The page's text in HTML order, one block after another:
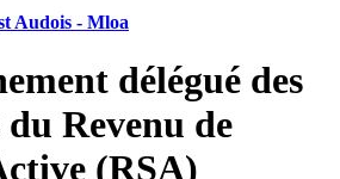
Audois - Mloa
délégué des
Revenu de
(RSA)